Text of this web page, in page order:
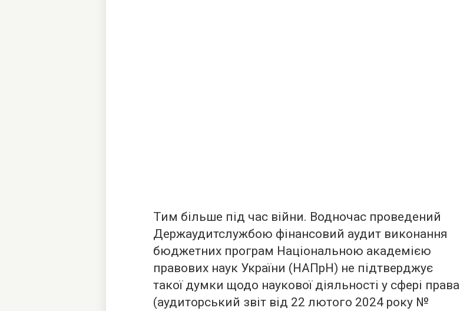
Тим більше під час війни. Водночас проведений
Держаудитслужбою фінансовий аудит виконання
бюджетних програм Національною академією
правових наук України (НАПрН) не підтверджує
такої думки щодо наукової діяльності у сфері права
(аудиторський звіт від 22 лютого 2024 року №